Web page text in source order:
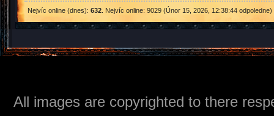
Nejvíc online (dnes):632 . Nejvíc online: 9029 (Únor 15, 2026, 12:38:44 odpoledne)
All images are copyrighted to there